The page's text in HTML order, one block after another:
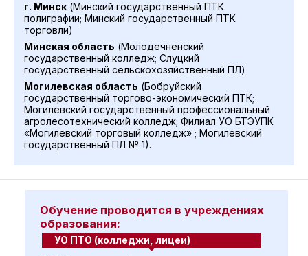
г. Минск (Минский государственный ПТК
полиграфии; Минский государственный ПТК
торговли)
Минская область (Молодечненский
государственный колледж; Слуцкий
государственный сельскохозяйственный ПЛ)
Могилевская область (Бобруйский
государственный торгово-экономический ПТК;
Могилевский государственный профессиональный
агролесотехнический колледж; Филиал УО БТЭУПК
«Могилевский торговый колледж» ; Могилевский
государственный ПЛ № 1).
Обучение проводится в учреждениях
образования:
УО ПТО (колледжи, лицеи)